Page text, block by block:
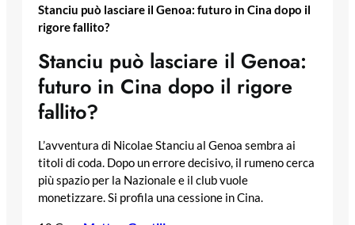
Stanciu può lasciare il Genoa: futuro in Cina dopo il
rigore fallito?
Stanciu può lasciare il Genoa:
futuro in Cina dopo il rigore
fallito?
L’avventura di Nicolae Stanciu al Genoa sembra ai
titoli di coda. Dopo un errore decisivo, il rumeno cerca
più spazio per la Nazionale e il club vuole
monetizzare. Si profila una cessione in Cina.